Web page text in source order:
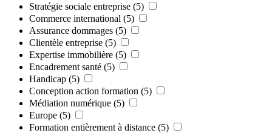
Stratégie sociale entreprise (5)
Commerce international (5)
Assurance dommages (5)
Clientèle entreprise (5)
Expertise immobilière (5)
Encadrement santé (5)
Handicap (5)
Conception action formation (5)
Médiation numérique (5)
Europe (5)
Formation entièrement à distance (5)